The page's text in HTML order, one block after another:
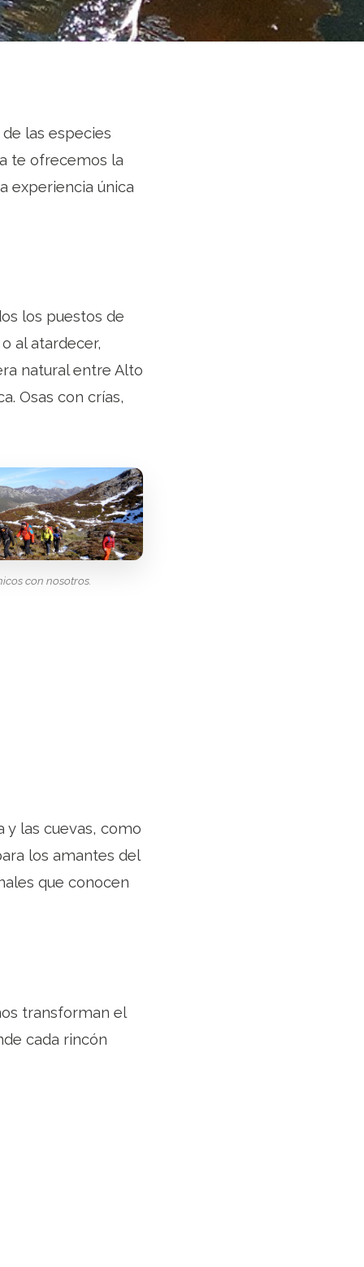
las especies
te ofrecemos la
experiencia única
los puestos de
al atardecer,
natural entre Alto
Osas con crías,
con nosotros.
y las cuevas, como
los amantes del
que conocen
transforman el
cada rincón